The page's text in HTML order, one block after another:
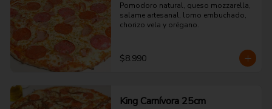
Pomodoro natural, queso mozzarella,
salame artesanal, lomo embuchado,
chorizo vela y orégano.
$8.990
King Carnívora 25cm